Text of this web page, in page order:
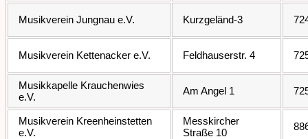
Musikverein Jungnau e.V. Kurzgeländ-3
Musikverein Kettenacker e.V. Feldhauserstr. 4
Musikkapelle Krauchenwies
e.V.
Am Angel 1
Musikverein Kreenheinstetten
e.V.
Messkircher
Straße 10